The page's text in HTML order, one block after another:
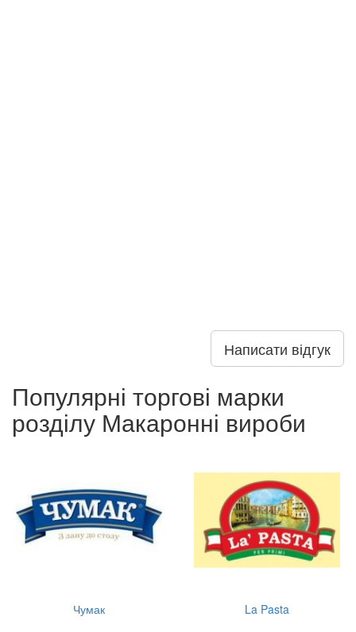
Написати відгук
Популярні торгові марки
розділу Макаронні вироби
Чумак La Pasta